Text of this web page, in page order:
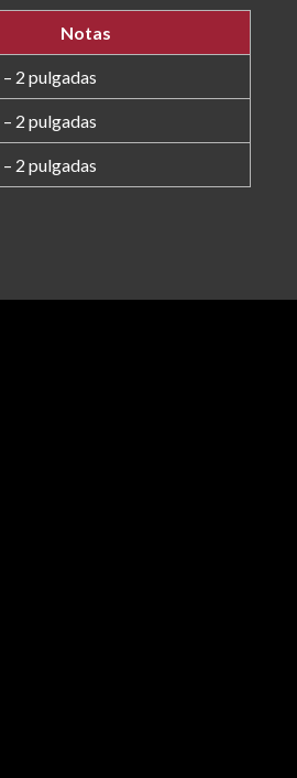
Notas
2 pulgadas
2 pulgadas
2 pulgadas